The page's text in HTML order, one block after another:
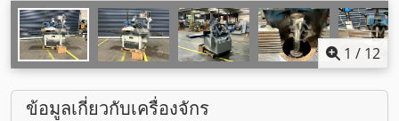
1 / 12
ข้อมูลเกี่ยวกับเครื่องจักร